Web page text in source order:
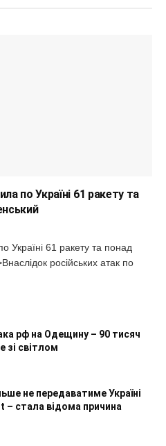
по Україні 61 ракету та
Україні 61 ракету та понад
російських атак по
рф на Одещину – 90 тисяч
зі світлом
не передаватиме Україні
– стала відома причина